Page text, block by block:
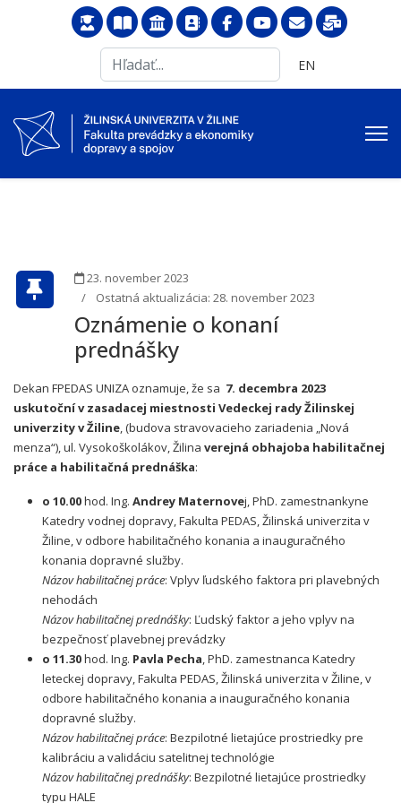
...
Vyberte váš jazyk
EN
23. november 2023
Ostatná aktualizácia: 28. november 2023
Oznámenie o konaní
prednášky
Dekan FPEDAS UNIZA oznamuje, že sa 7. decembra 2023
uskutoční v zasadacej miestnosti Vedeckej rady Žilinskej
univerzity v Žiline, (budova stravovacieho zariadenia „Nová
menza“), ul. Vysokoškolákov, Žilina verejná obhajoba habilitačnej
práce a habilitačná prednáška:
o 10.00hod. Ing. Andrey Maternovej, PhD. zamestnankyne
Katedry vodnej dopravy, Fakulta PEDAS, Žilinská univerzita v
Žiline, v odbore habilitačného konania a inauguračného
konania dopravné služby.
Názov habilitačnej práce: Vplyv ľudského faktora pri plavebných
nehodách
Názov habilitačnej prednášky: Ľudský faktor a jeho vplyv na
bezpečnosť plavebnej prevádzky
o 11.30hod. Ing. Pavla Pecha, PhD. zamestnanca Katedry
leteckej dopravy, Fakulta PEDAS, Žilinská univerzita v Žiline, v
odbore habilitačného konania a inauguračného konania
dopravné služby.
Názov habilitačnej práce: Bezpilotné lietajúce prostriedky pre
kalibráciu a validáciu satelitnej technológie
Názov habilitačnej prednášky: Bezpilotné lietajúce prostriedky
typu HALE